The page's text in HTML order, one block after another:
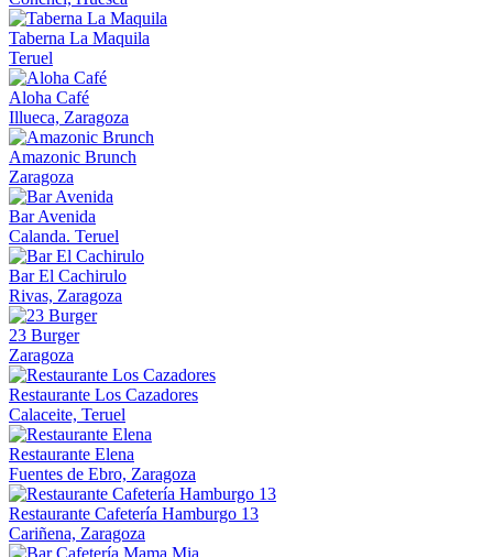
Taberna La Maquila
Teruel
Aloha Café
Illueca, Zaragoza
Amazonic Brunch
Zaragoza
Bar Avenida
Calanda. Teruel
Bar El Cachirulo
Rivas, Zaragoza
23 Burger
Zaragoza
Restaurante Los Cazadores
Calaceite, Teruel
Restaurante Elena
Fuentes de Ebro, Zaragoza
Restaurante Cafetería Hamburgo 13
Cariñena, Zaragoza